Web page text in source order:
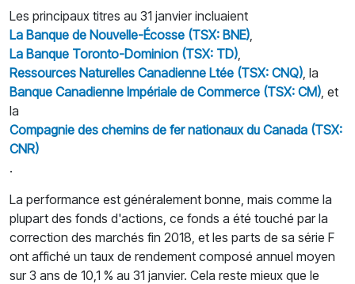
Les principaux titres au 31 janvier incluaient
La Banque de Nouvelle-Écosse (TSX: BNE),
La Banque Toronto-Dominion (TSX: TD),
Ressources Naturelles Canadienne Ltée (TSX: CNQ), la
Banque Canadienne Impériale de Commerce (TSX: CM), et
la
Compagnie des chemins de fer nationaux du Canada (TSX:
CNR)
.
La performance est généralement bonne, mais comme la
plupart des fonds d'actions, ce fonds a été touché par la
correction des marchés fin 2018, et les parts de sa série F
ont affiché un taux de rendement composé annuel moyen
sur 3 ans de 10,1 % au 31 janvier. Cela reste mieux que le